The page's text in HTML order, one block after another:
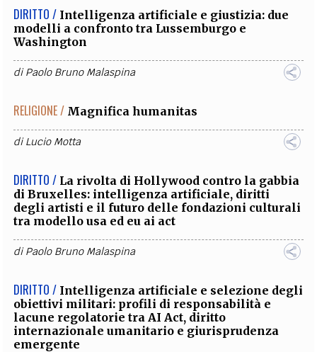
DIRITTO / Intelligenza artificiale e giustizia: due
modelli a confronto tra Lussemburgo e
Washington
diPaolo Bruno Malaspina
RELIGIONE / Magnifica humanitas
diLucio Motta
DIRITTO / La rivolta di Hollywood contro la gabbia
di Bruxelles: intelligenza artificiale, diritti
degli artisti e il futuro delle fondazioni culturali
tra modello usa ed eu ai act
diPaolo Bruno Malaspina
DIRITTO / Intelligenza artificiale e selezione degli
obiettivi militari: profili di responsabilità e
lacune regolatorie tra AI Act, diritto
internazionale umanitario e giurisprudenza
emergente